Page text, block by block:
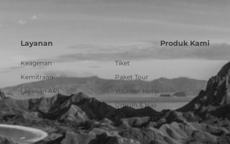
Layanan
Keagenan
Kemitraan
Layanan API
Urus Dokumen
Produk Kami
Tiket
Paket Tour
Voucher Hotel
Umroh & Haji
Pulsa dan PPOB